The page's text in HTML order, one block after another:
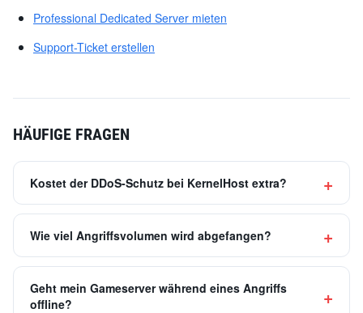
Professional Dedicated Server mieten
Support-Ticket erstellen
HÄUFIGE FRAGEN
Kostet der DDoS-Schutz bei KernelHost extra?
Wie viel Angriffsvolumen wird abgefangen?
Geht mein Gameserver während eines Angriffs
offline?